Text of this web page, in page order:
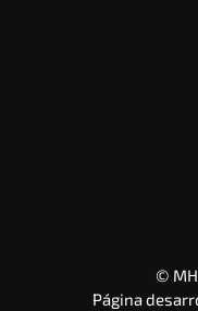
©
Página